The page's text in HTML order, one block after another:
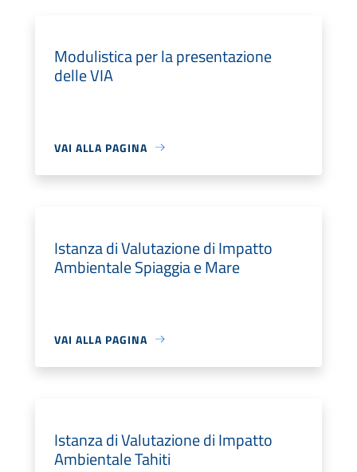
Modulistica per la presentazione
delle VIA
VAI ALLA PAGINA
Istanza di Valutazione di Impatto
Ambientale Spiaggia e Mare
VAI ALLA PAGINA
Istanza di Valutazione di Impatto
Ambientale Tahiti